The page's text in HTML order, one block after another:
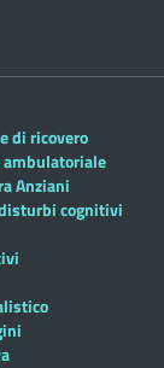
di ricovero
Anziani
cognitivi